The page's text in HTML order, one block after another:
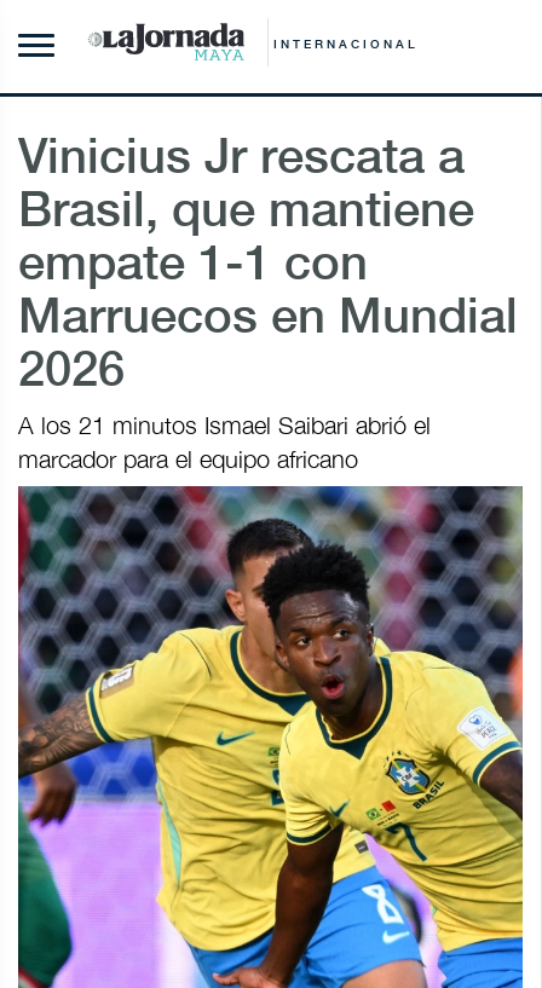
INTERNACIONAL
Vinicius Jr rescata a
Brasil, que mantiene
empate 1-1 con
Marruecos en Mundial
2026
A los 21 minutos Ismael Saibari abrió el
marcador para el equipo africano